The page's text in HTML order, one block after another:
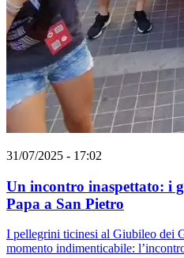
31/07/2025 - 17:02
Un incontro inaspettato: i
Papa a San Pietro
I pellegrini ticinesi al Giubileo dei
momento indimenticabile: